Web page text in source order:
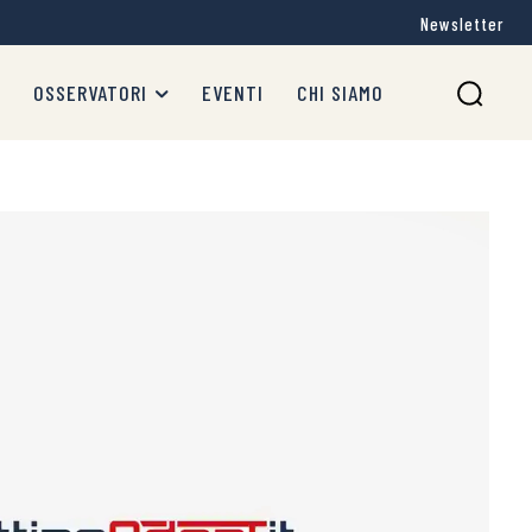
Newsletter
OSSERVATORI EVENTI CHI SIAMO